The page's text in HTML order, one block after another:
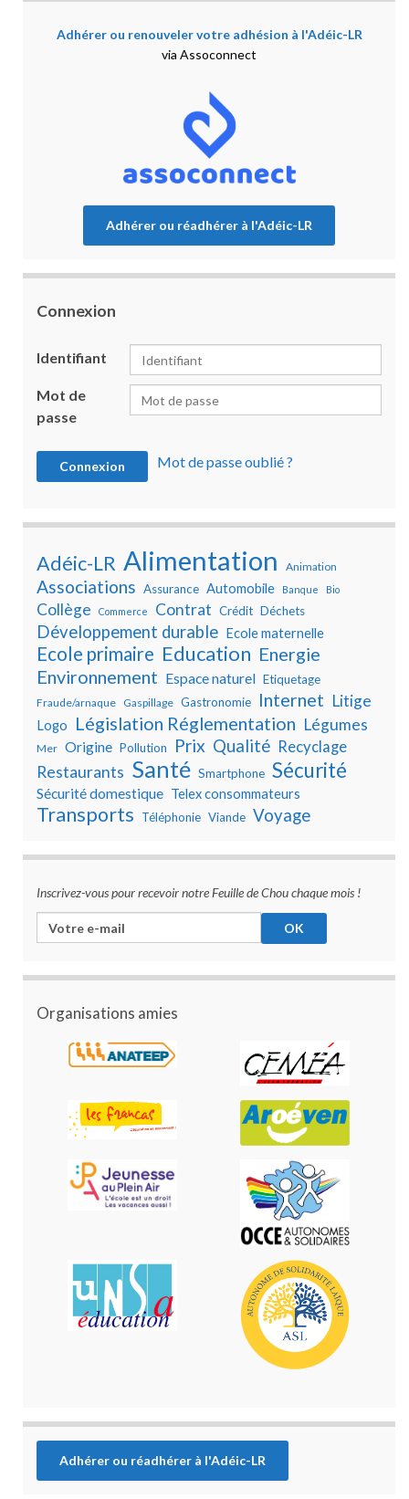
Adhérer ou renouveler votre adhésion à l'Adéic-LR
via Assoconnect
Adhérer ou réadhérer à l'Adéic-LR
Connexion
Identifiant
Mot de
passe
Mot de passe oublié ?
Adéic-LR Alimentation Animation
Associations Assurance Automobile Banque Bio
Collège Commerce Contrat Crédit Déchets
Développement durable Ecole maternelle
Ecole primaire Education Energie
Environnement Espace naturel Etiquetage
Fraude/arnaque Gaspillage Gastronomie Internet Litige
Logo Législation Réglementation Légumes
Mer Origine Pollution Prix Qualité Recyclage
Restaurants Santé Smartphone Sécurité
Sécurité domestique Telex consommateurs
Transports Téléphonie Viande Voyage
Inscrivez-vous pour recevoir notre Feuille de Chou chaque mois !
Organisations amies
Adhérer ou réadhérer à l'Adéic-LR